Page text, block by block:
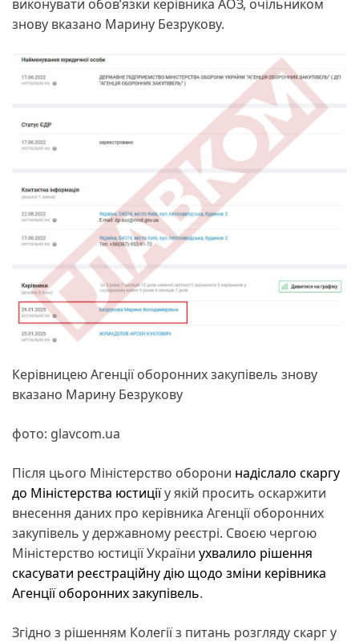
виконувати обов’язки керівника АОЗ, очільником
знову вказано Марину Безрукову.
Керівницею Агенції оборонних закупівель знову
вказано Марину Безрукову
фото: glavcom.ua
Після цього Міністерство оборони надіслало скаргу
до Міністерства юстиціїу якій просить оскаржити
внесення даних про керівника Агенції оборонних
закупівель у державному реєстрі. Своєю чергою
Міністерство юстиції України ухвалило рішення
скасувати реєстраційну дію щодо зміни керівника
Агенції оборонних закупівель.
Згідно з рішенням Колегії з питань розгляду скарг у